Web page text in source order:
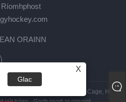
Ríomhphost
ORAINN
Co., Ltd. - An tSín Haca Visor Cage, Haca
X
Glac